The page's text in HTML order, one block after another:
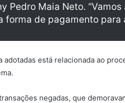
Pedro Maia Neto.
forma de pagamento para
adotadas está relacionada ao
negadas, que